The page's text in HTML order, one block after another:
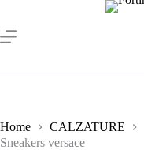
contenuto
Home CALZATURE
Sneakers versace